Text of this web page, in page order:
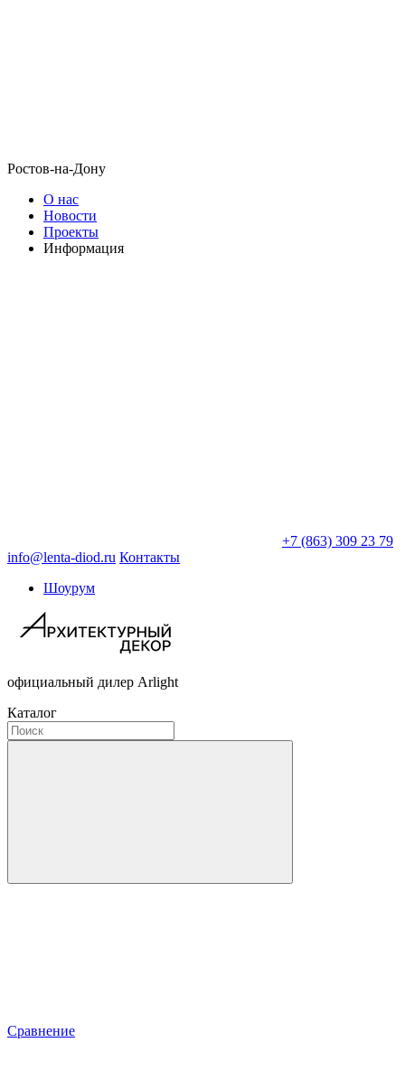
Ростов-на-Дону
О нас
Новости
Проекты
Информация
+7 (863) 309 23 79
info@lenta-diod.ru Контакты
Шоурум
официальный дилер Arlight
Каталог
Сравнение